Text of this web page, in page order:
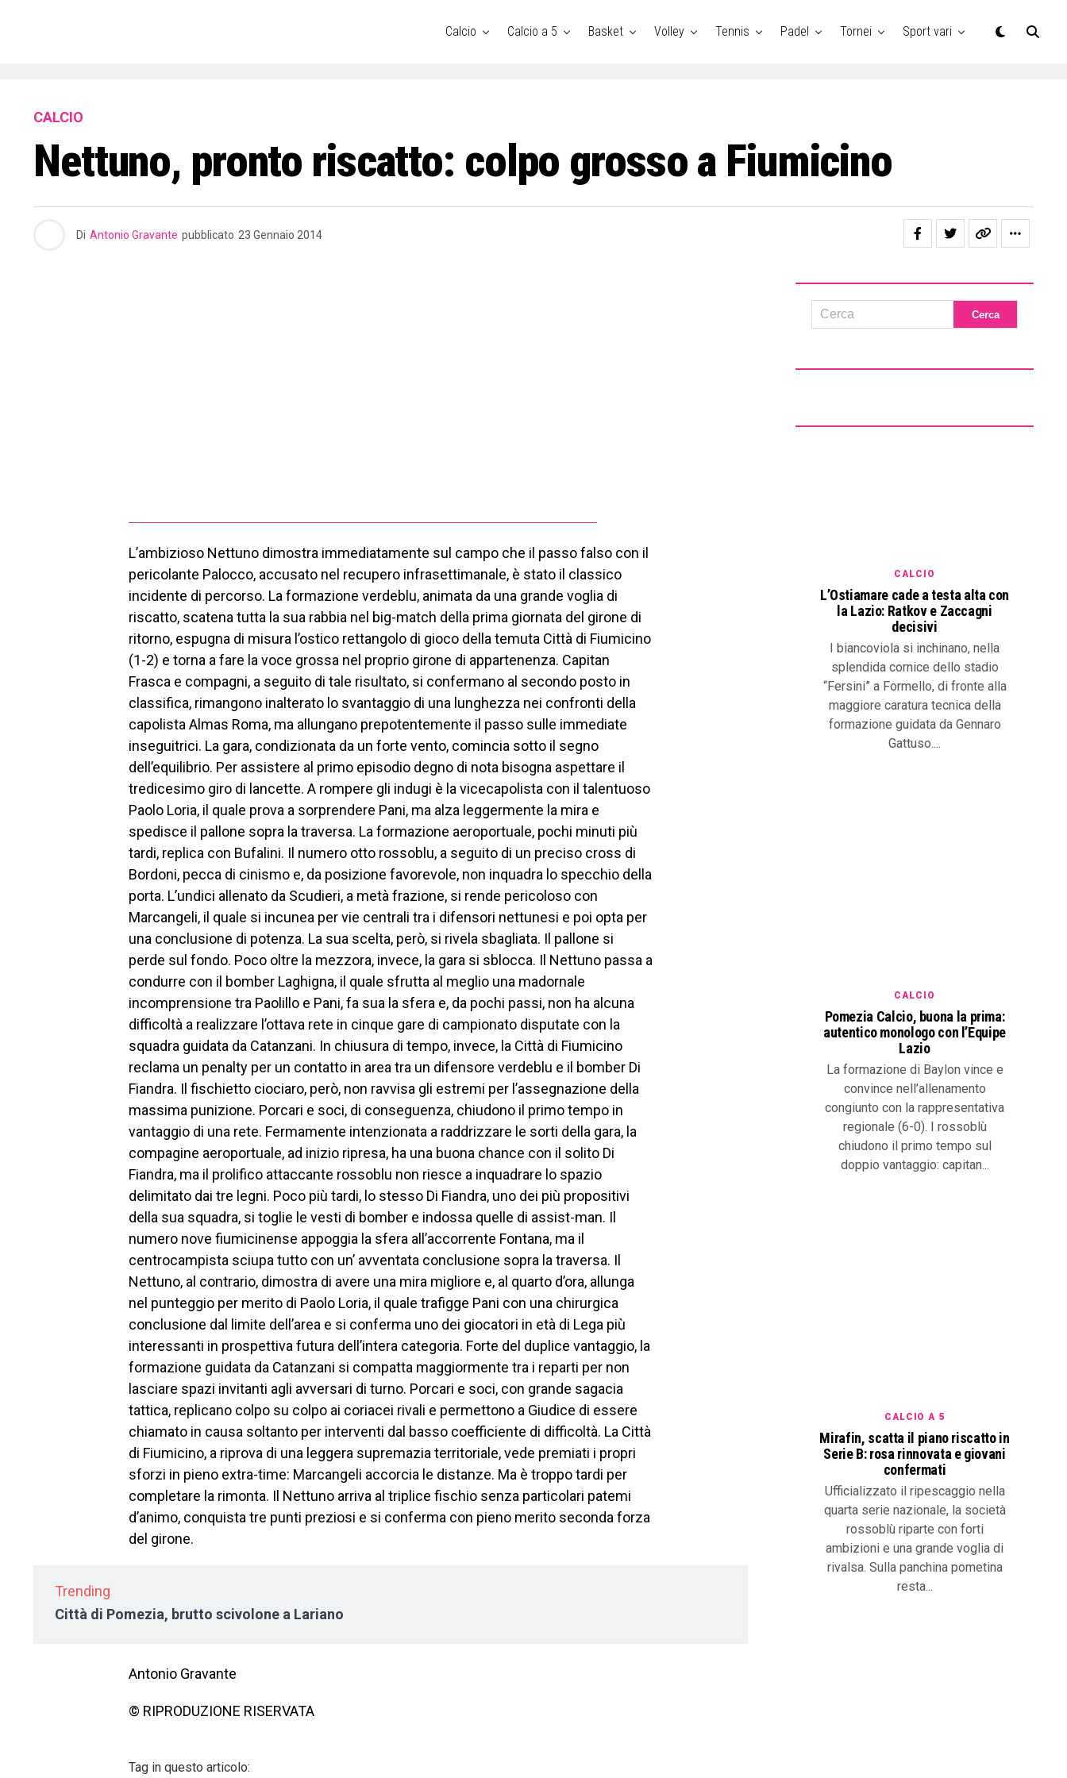
Calcio Calcio a 5 Basket Volley Tennis Padel Tornei Sport vari
CALCIO
Nettuno, pronto riscatto: colpo grosso a Fiumicino
Di Antonio Gravante pubblicato 23 Gennaio 2014
L’ambizioso Nettuno dimostra immediatamente sul campo che il passo falso con il
pericolante Palocco, accusato nel recupero infrasettimanale, è stato il classico
incidente di percorso. La formazione verdeblu, animata da una grande voglia di
riscatto, scatena tutta la sua rabbia nel big-match della prima giornata del girone di
ritorno, espugna di misura l’ostico rettangolo di gioco della temuta Città di Fiumicino
(1-2) e torna a fare la voce grossa nel proprio girone di appartenenza. Capitan
Frasca e compagni, a seguito di tale risultato, si confermano al secondo posto in
classifica, rimangono inalterato lo svantaggio di una lunghezza nei confronti della
capolista Almas Roma, ma allungano prepotentemente il passo sulle immediate
inseguitrici. La gara, condizionata da un forte vento, comincia sotto il segno
dell’equilibrio. Per assistere al primo episodio degno di nota bisogna aspettare il
tredicesimo giro di lancette. A rompere gli indugi è la vicecapolista con il talentuoso
Paolo Loria, il quale prova a sorprendere Pani, ma alza leggermente la mira e
spedisce il pallone sopra la traversa. La formazione aeroportuale, pochi minuti più
tardi, replica con Bufalini. Il numero otto rossoblu, a seguito di un preciso cross di
Bordoni, pecca di cinismo e, da posizione favorevole, non inquadra lo specchio della
porta. L’undici allenato da Scudieri, a metà frazione, si rende pericoloso con
Marcangeli, il quale si incunea per vie centrali tra i difensori nettunesi e poi opta per
una conclusione di potenza. La sua scelta, però, si rivela sbagliata. Il pallone si
perde sul fondo. Poco oltre la mezzora, invece, la gara si sblocca. Il Nettuno passa a
condurre con il bomber Laghigna, il quale sfrutta al meglio una madornale
incomprensione tra Paolillo e Pani, fa sua la sfera e, da pochi passi, non ha alcuna
difficoltà a realizzare l’ottava rete in cinque gare di campionato disputate con la
squadra guidata da Catanzani. In chiusura di tempo, invece, la Città di Fiumicino
reclama un penalty per un contatto in area tra un difensore verdeblu e il bomber Di
Fiandra. Il fischietto ciociaro, però, non ravvisa gli estremi per l’assegnazione della
massima punizione. Porcari e soci, di conseguenza, chiudono il primo tempo in
vantaggio di una rete. Fermamente intenzionata a raddrizzare le sorti della gara, la
compagine aeroportuale, ad inizio ripresa, ha una buona chance con il solito Di
Fiandra, ma il prolifico attaccante rossoblu non riesce a inquadrare lo spazio
delimitato dai tre legni. Poco più tardi, lo stesso Di Fiandra, uno dei più propositivi
della sua squadra, si toglie le vesti di bomber e indossa quelle di assist-man. Il
numero nove fiumicinense appoggia la sfera all’accorrente Fontana, ma il
centrocampista sciupa tutto con un’ avventata conclusione sopra la traversa. Il
Nettuno, al contrario, dimostra di avere una mira migliore e, al quarto d’ora, allunga
nel punteggio per merito di Paolo Loria, il quale trafigge Pani con una chirurgica
conclusione dal limite dell’area e si conferma uno dei giocatori in età di Lega più
interessanti in prospettiva futura dell’intera categoria. Forte del duplice vantaggio, la
formazione guidata da Catanzani si compatta maggiormente tra i reparti per non
lasciare spazi invitanti agli avversari di turno. Porcari e soci, con grande sagacia
tattica, replicano colpo su colpo ai coriacei rivali e permettono a Giudice di essere
chiamato in causa soltanto per interventi dal basso coefficiente di difficoltà. La Città
di Fiumicino, a riprova di una leggera supremazia territoriale, vede premiati i propri
sforzi in pieno extra-time: Marcangeli accorcia le distanze. Ma è troppo tardi per
completare la rimonta. Il Nettuno arriva al triplice fischio senza particolari patemi
d’animo, conquista tre punti preziosi e si conferma con pieno merito seconda forza
del girone.
Trending
Città di Pomezia, brutto scivolone a Lariano
Antonio Gravante
© RIPRODUZIONE RISERVATA
Tag in questo articolo:
CALCIO
L’Ostiamare cade a testa alta con
la Lazio: Ratkov e Zaccagni
decisivi
I biancoviola si inchinano, nella
splendida cornice dello stadio
“Fersini” a Formello, di fronte alla
maggiore caratura tecnica della
formazione guidata da Gennaro
Gattuso....
CALCIO
Pomezia Calcio, buona la prima:
autentico monologo con l’Equipe
Lazio
La formazione di Baylon vince e
convince nell’allenamento
congiunto con la rappresentativa
regionale (6-0). I rossoblù
chiudono il primo tempo sul
doppio vantaggio: capitan...
CALCIO A 5
Mirafin, scatta il piano riscatto in
Serie B: rosa rinnovata e giovani
confermati
Ufficializzato il ripescaggio nella
quarta serie nazionale, la società
rossoblù riparte con forti
ambizioni e una grande voglia di
rivalsa. Sulla panchina pometina
resta...